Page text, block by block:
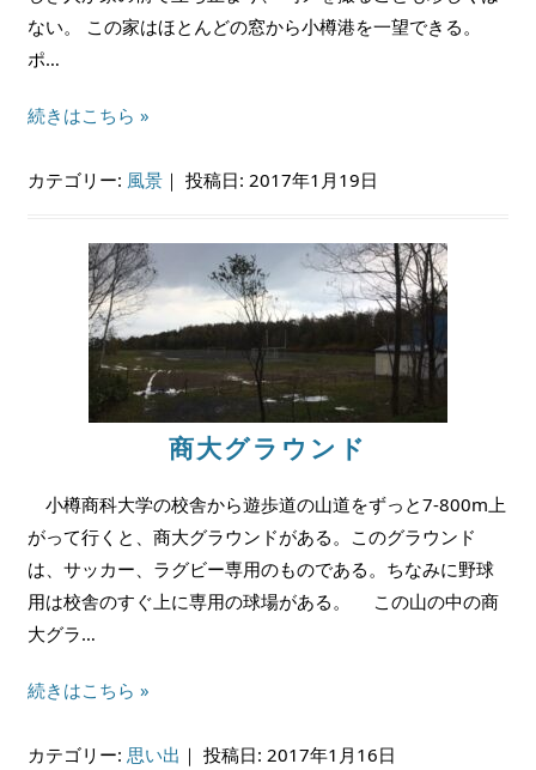
ない。 この家はほとんどの窓から小樽港を一望できる。
ポ…
続きはこちら »
カテゴリー: 風景 ｜投稿日: 2017年1月19日
商大グラウンド
小樽商科大学の校舎から遊歩道の山道をずっと7-800m上
がって行くと、商大グラウンドがある。このグラウンド
は、サッカー、ラグビー専用のものである。ちなみに野球
用は校舎のすぐ上に専用の球場がある。 この山の中の商
大グラ…
続きはこちら »
カテゴリー: 思い出 ｜投稿日: 2017年1月16日